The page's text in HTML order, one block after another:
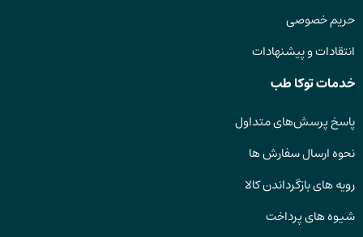
حریم خصوصی
انتقادات و پیشنهادات
خدمات توکا طب
پاسخ پرسش‌های متداول
نحوه ارسال سفارش ها
رویه های بازگرداندن کالا
شیوه های پرداخت